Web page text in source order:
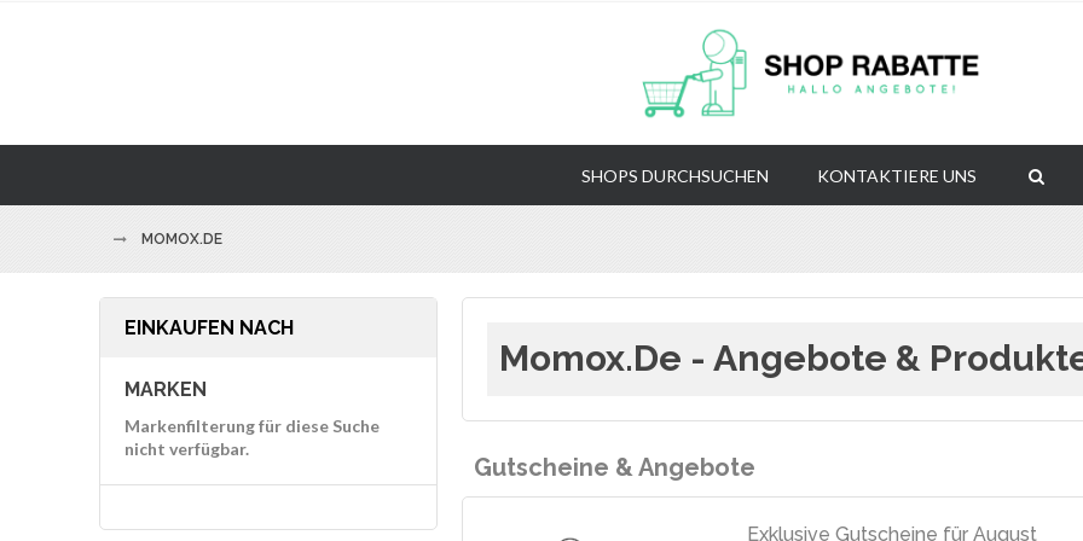
SHOPS DURCHSUCHEN KONTAKTIERE UNS
MOMOX.DE
Momox.de - Angebote &
Gutscheine & Angebote
Exklusive Gutscheine für August
EINKAUFEN NACH
MARKEN
Markenfilterung für diese Suche
nicht verfügbar.